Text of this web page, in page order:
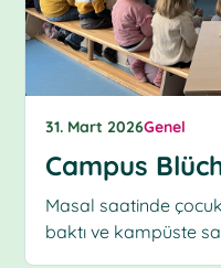
31. Mart 2026Genel
Campus
Masal saatinde
baktı ve kampüste